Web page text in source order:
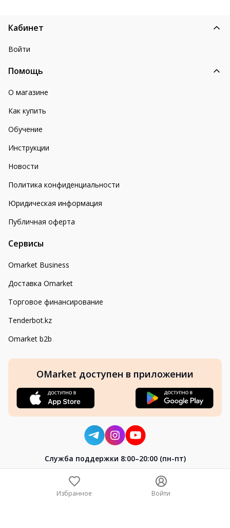
Кабинет
Войти
Помощь
О магазине
Как купить
Обучение
Инструкции
Новости
Политика конфиденциальности
Юридическая информация
Публичная оферта
Сервисы
Omarket Business
Доставка Omarket
Торговое финансирование
Tenderbot.kz
Omarket b2b
OMarket доступен в приложении
Cлужба поддержки 8:00–20:00 (пн-пт)
Избранное Войти